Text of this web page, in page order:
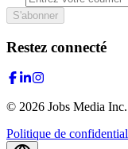
S'abonner
Restez connecté
© 2026 Jobs Media Inc.
Politique de